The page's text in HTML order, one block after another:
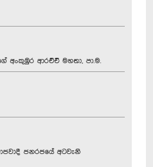
අංකුඹුර ආරච්චි මහතා, පා.ම.
ජනරජයේ අටවැනි